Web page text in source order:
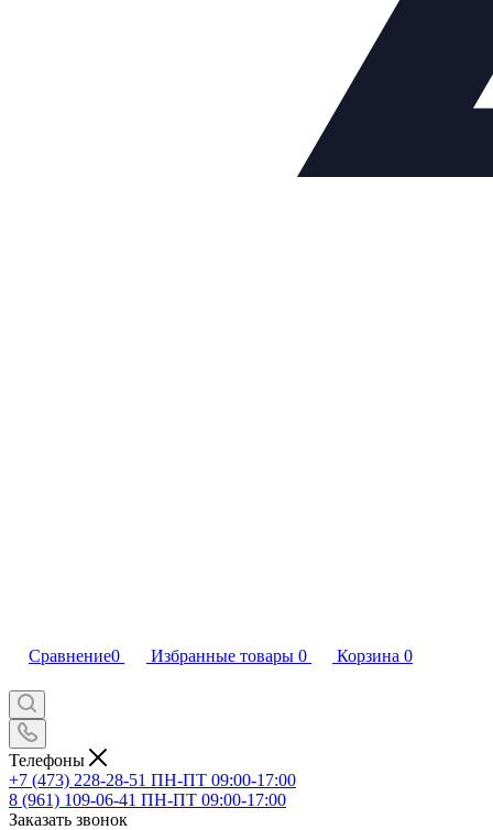
Сравнение0 Избранные товары 0 Корзина 0
Телефоны
+7 (473) 228-28-51 ПН-ПТ 09:00-17:00
8 (961) 109-06-41 ПН-ПТ 09:00-17:00
Заказать звонок